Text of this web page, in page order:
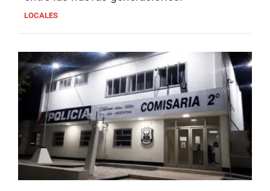
LOCALES